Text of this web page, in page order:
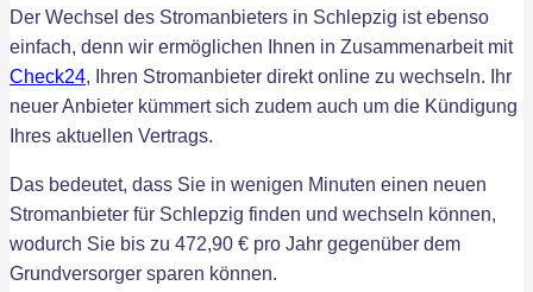
Der Wechsel des Stromanbieters in Schlepzig ist ebenso
einfach, denn wir ermöglichen Ihnen in Zusammenarbeit mit
Check24, Ihren Stromanbieter direkt online zu wechseln. Ihr
neuer Anbieter kümmert sich zudem auch um die Kündigung
Ihres aktuellen Vertrags.
Das bedeutet, dass Sie in wenigen Minuten einen neuen
Stromanbieter für Schlepzig finden und wechseln können,
wodurch Sie bis zu 472,90 € pro Jahr gegenüber dem
Grundversorger sparen können.